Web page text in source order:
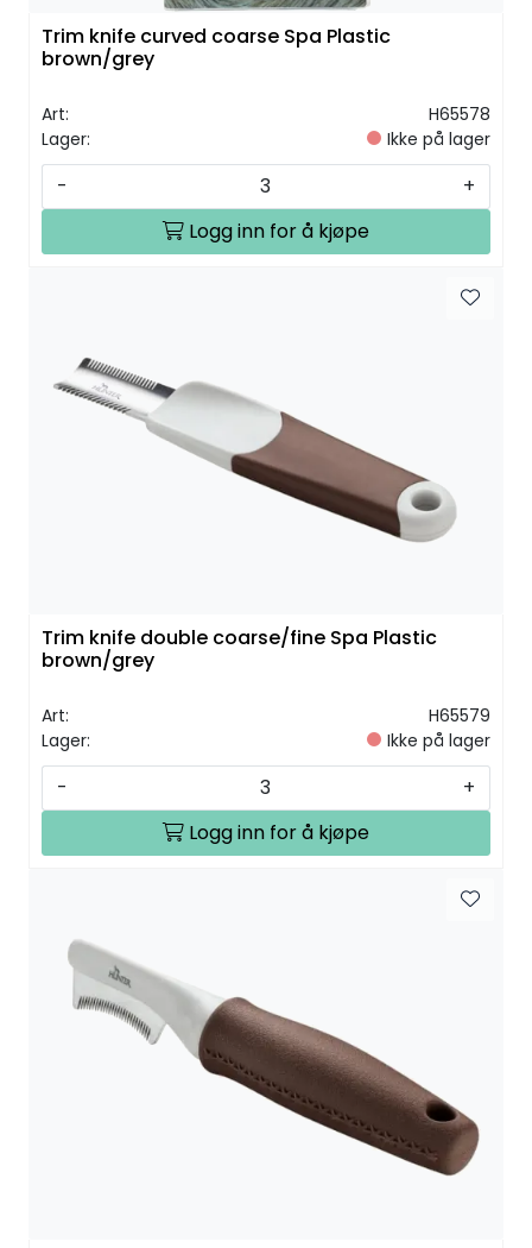
Trim knife curved coarse Spa Plastic
brown/grey
Art:
H65578
Lager:
Ikke på lager
-
+
Logg inn for å kjøpe
Trim knife double coarse/fine Spa Plastic
brown/grey
Art:
H65579
Lager:
Ikke på lager
-
+
Logg inn for å kjøpe